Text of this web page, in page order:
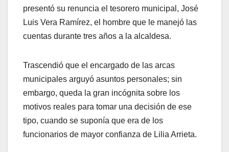
presentó su renuncia el tesorero municipal, José
Luis Vera Ramírez, el hombre que le manejó las
cuentas durante tres años a la alcaldesa.
Trascendió que el encargado de las arcas
municipales arguyó asuntos personales; sin
embargo, queda la gran incógnita sobre los
motivos reales para tomar una decisión de ese
tipo, cuando se suponía que era de los
funcionarios de mayor confianza de Lilia Arrieta.